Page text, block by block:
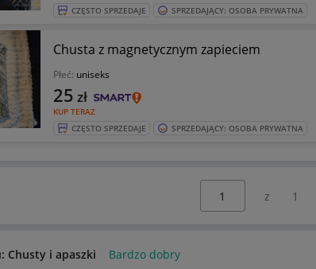
CZĘSTO SPRZEDAJE SPRZEDAJĄCY: OSOBA PRYWATNA
Chusta z magnetycznym zapieciem
Płeć: uniseks
KUP TERAZ
25 zł
CZĘSTO SPRZEDAJE SPRZEDAJĄCY: OSOBA PRYWATNA
z 1
Chusty i apaszki Bardzo dobry